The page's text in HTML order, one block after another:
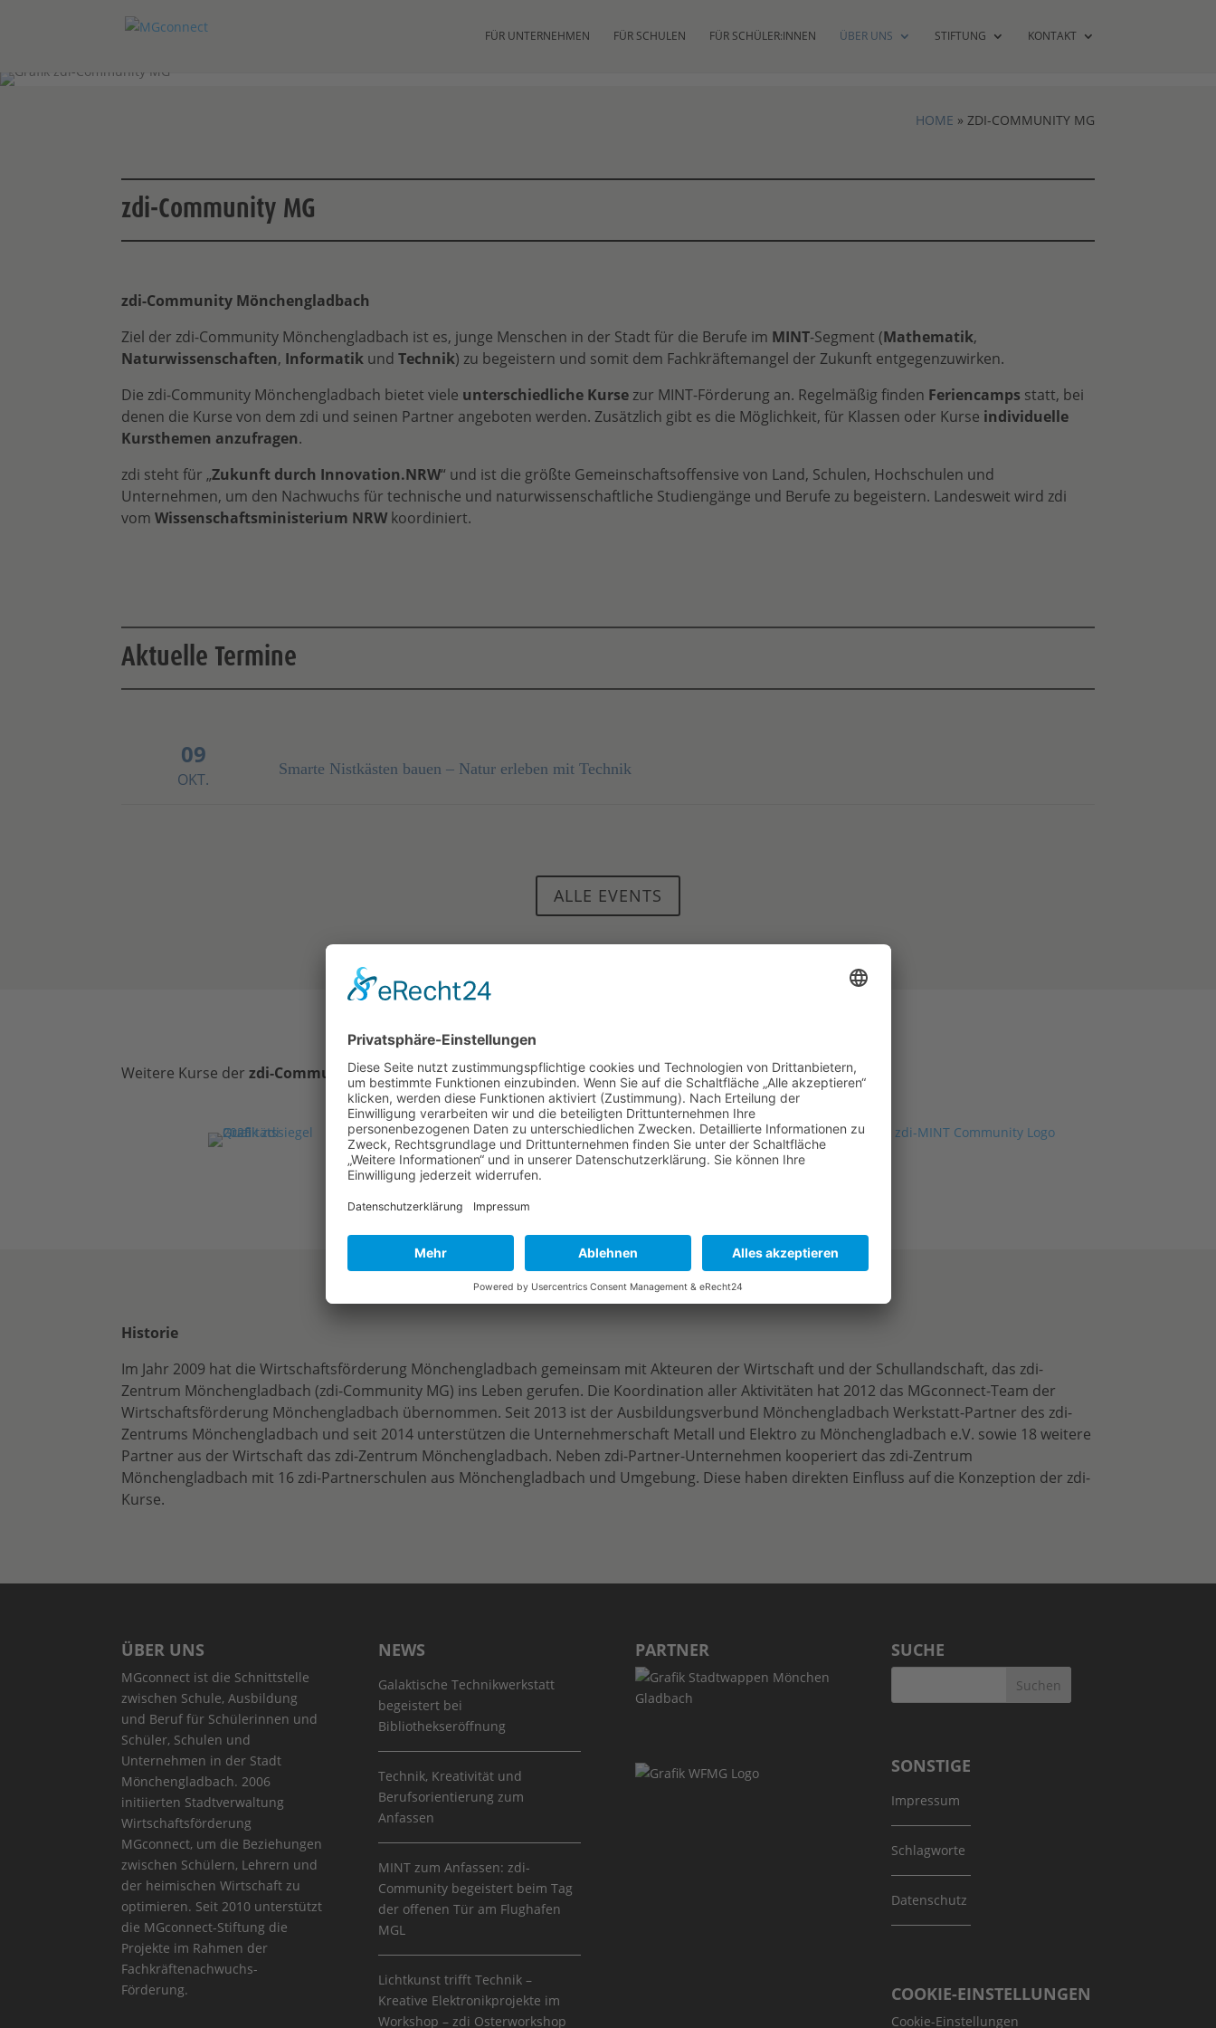
FÜR UNTERNEHMEN FÜR SCHULEN FÜR SCHÜLER:INNEN ÜBER UNS STIFTUNG KONTAKT
HOME » ZDI-COMMUNITY MG
zdi-Community MG
zdi-Community Mönchengladbach
Ziel der zdi-Community Mönchengladbach ist es, junge Menschen in der Stadt für die Berufe im MINT-Segment (Mathematik,
Naturwissenschaften, Informatik undTechnik) zu begeistern und somit dem Fachkräftemangel der Zukunft entgegenzuwirken.
Die zdi-Community Mönchengladbach bietet viele unterschiedliche Kursezur MINT-Förderung an. Regelmäßig finden Feriencamps statt, bei
denen die Kurse von dem zdi und seinen Partner angeboten werden. Zusätzlich gibt es die Möglichkeit, für Klassen oder Kurse individuelle
Kursthemen anzufragen.
zdi steht für „Zukunft durch Innovation.NRW“ und ist die größte Gemeinschaftsoffensive von Land, Schulen, Hochschulen und
Unternehmen, um den Nachwuchs für technische und naturwissenschaftliche Studiengänge und Berufe zu begeistern. Landesweit wird zdi
vomWissenschaftsministerium NRWkoordiniert.
Aktuelle Termine
09
OKT.
Smarte Nistkästen bauen – Natur erleben mit Technik
ALLE EVENTS
Weitere Kurse derzdi-Community-Mönchengladbachbefinden sich auf der zdi.NRW Community Plattform
Historie
Im Jahr 2009 hat die Wirtschaftsförderung Mönchengladbach gemeinsam mit Akteuren der Wirtschaft und der Schullandschaft, das zdi-
Zentrum Mönchengladbach (zdi-Community MG) ins Leben gerufen. Die Koordination aller Aktivitäten hat 2012 das MGconnect-Team der
Wirtschaftsförderung Mönchengladbach übernommen. Seit 2013 ist der Ausbildungsverbund Mönchengladbach Werkstatt-Partner des zdi-
Zentrums Mönchengladbach und seit 2014 unterstützen die Unternehmerschaft Metall und Elektro zu Mönchengladbach e.V. sowie 18 weitere
Partner aus der Wirtschaft das zdi-Zentrum Mönchengladbach. Neben zdi-Partner-Unternehmen kooperiert das zdi-Zentrum
Mönchengladbach mit 16 zdi-Partnerschulen aus Mönchengladbach und Umgebung. Diese haben direkten Einfluss auf die Konzeption der zdi-
Kurse.
ÜBER UNS
MGconnect ist die Schnittstelle
zwischen Schule, Ausbildung
und Beruf für Schülerinnen und
Schüler, Schulen und
Unternehmen in der Stadt
Mönchengladbach. 2006
initiierten Stadtverwaltung
Wirtschaftsförderung
MGconnect, um die Beziehungen
zwischen Schülern, Lehrern und
der heimischen Wirtschaft zu
optimieren. Seit 2010 unterstützt
die MGconnect-Stiftung die
Projekte im Rahmen der
Fachkräftenachwuchs-
Förderung.
NEWS
Galaktische Technikwerkstatt
begeistert bei
Bibliothekseröffnung
Technik, Kreativität und
Berufsorientierung zum
Anfassen
MINT zum Anfassen: zdi-
Community begeistert beim Tag
der offenen Tür am Flughafen
MGL
Lichtkunst trifft Technik –
Kreative Elektronikprojekte im
Workshop – zdi Osterworkshop
PARTNER SUCHE
SONSTIGE
Impressum
Schlagworte
Datenschutz
COOKIE-EINSTELLUNGEN
Cookie-Einstellungen